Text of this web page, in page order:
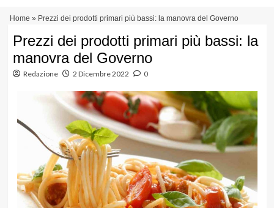
contenuto
Home » Prezzi dei prodotti primari più bassi: la manovra del Governo
Prezzi dei prodotti primari più bassi: la
manovra del Governo
Redazione 2 Dicembre 2022 0